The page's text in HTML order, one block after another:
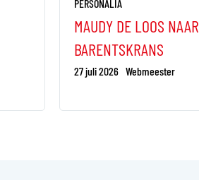
PERSONALIA
MAUDY DE LOOS NAAR
BARENTSKRANS
27 juli 2026 Webmeester